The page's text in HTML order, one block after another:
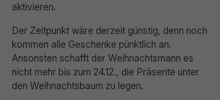
aktivieren.
Der Zeitpunkt wäre derzeit günstig, denn noch
kommen alle Geschenke pünktlich an.
Ansonsten schafft der Weihnachtsmann es
nicht mehr bis zum 24.12., die Präsente unter
den Weihnachtsbaum zu legen.